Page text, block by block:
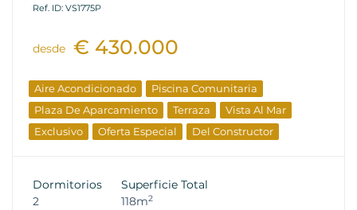
Ref. ID: VS1775P
desde € 430.000
Aire Acondicionado
Piscina Comunitaria
Plaza De Aparcamiento
Terraza
Vista Al Mar
Exclusivo
Oferta Especial Del Constructor
Dormitorios
2
Superficie Total
118m2